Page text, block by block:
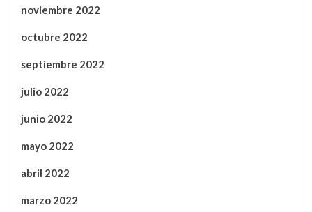
noviembre 2022
octubre 2022
septiembre 2022
julio 2022
junio 2022
mayo 2022
abril 2022
marzo 2022